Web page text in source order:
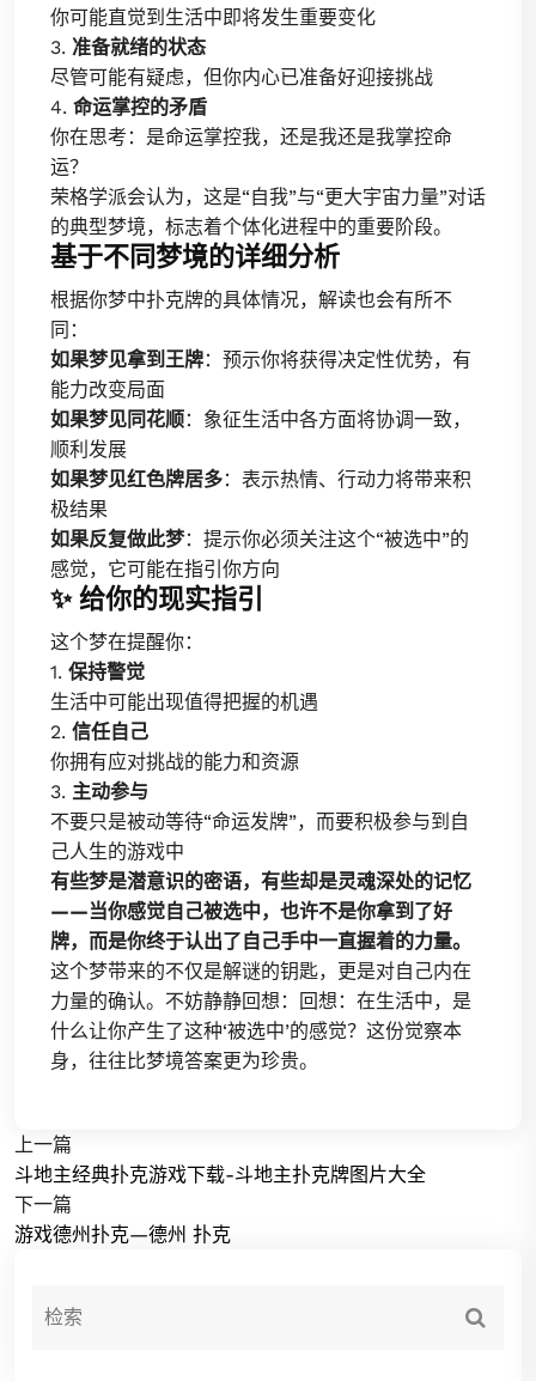
你可能直觉到生活中即将发生重要变化
3. 准备就绪的状态
尽管可能有疑虑，但你内心已准备好迎接挑战
4. 命运掌控的矛盾
你在思考：是命运掌控我，还是我还是我掌控命
运？
荣格学派会认为，这是“自我”与“更大宇宙力量”对话
的典型梦境，标志着个体化进程中的重要阶段。
基于不同梦境的详细分析
根据你梦中扑克牌的具体情况，解读也会有所不
同：
如果梦见拿到王牌：预示你将获得决定性优势，有
能力改变局面
如果梦见同花顺：象征生活中各方面将协调一致，
顺利发展
如果梦见红色牌居多：表示热情、行动力将带来积
极结果
如果反复做此梦：提示你必须关注这个“被选中”的
感觉，它可能在指引你方向
✨ 给你的现实指引
这个梦在提醒你：
1. 保持警觉
生活中可能出现值得把握的机遇
2. 信任自己
你拥有应对挑战的能力和资源
3. 主动参与
不要只是被动等待“命运发牌”，而要积极参与到自
己人生的游戏中
有些梦是潜意识的密语，有些却是灵魂深处的记忆
——当你感觉自己被选中，也许不是你拿到了好
牌，而是你终于认出了自己手中一直握着的力量。
这个梦带来的不仅是解谜的钥匙，更是对自己内在
力量的确认。不妨静静回想：回想：在生活中，是
什么让你产生了这种‘被选中’的感觉？这份觉察本
身，往往比梦境答案更为珍贵。
上一篇
斗地主经典扑克游戏下载-斗地主扑克牌图片大全
下一篇
游戏德州扑克—德州 扑克